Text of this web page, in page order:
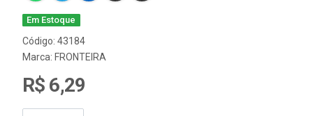
Em Estoque
Código: 43184
Marca: FRONTEIRA
R$ 6,29